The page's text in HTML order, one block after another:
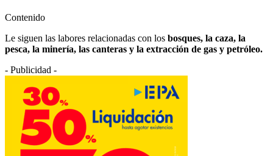
Contenido
Le siguen las labores relacionadas con los bosques, la caza, la
pesca, la minería, las canteras y la extracción de gas y petróleo.
- Publicidad -